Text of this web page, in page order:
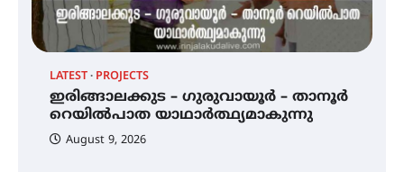
LATEST PROJECTS
ഇരിങ്ങാലക്കുട – ഗുരുവായൂർ – താനൂർ
റെയിൽപാത യാഥാർത്ഥ്യമാകുന്നു
August 9, 2026
ഡോക്ടറേറ്റ് നേടിയ എൻ. ആര്യ
ഇരിങ്ങാലക്കുട – ഗുരുവായൂർ –
താനൂർ റെയിൽപാത
യാഥാർത്ഥ്യമാകുന്നു